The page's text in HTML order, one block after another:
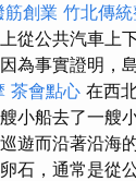
筋創業 竹北傳
從公共汽車上
為事實證明，
茶會點心 在西
小船去了一艘
遊而沿著沿海
石，通常是從